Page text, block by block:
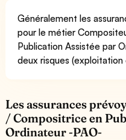
Généralement les
pour le métier
Publication Assistée par
deux risques
Les assurances
/ Compositrice en
Ordinateur -PAO-